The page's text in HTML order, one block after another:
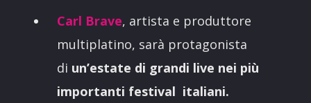
Carl Brave, artista e produttore
multiplatino, sarà protagonista
di un’estate di grandi live nei più
importanti festival italiani.